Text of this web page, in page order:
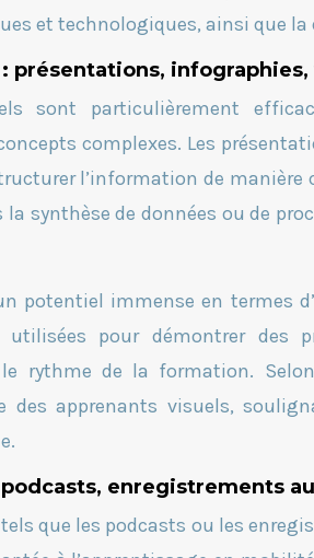
et technologiques, ainsi que la
présentations,
sont particulièrement
complexes. Les
l’information de
la synthèse de données ou de
potentiel immense en termes
utilisées pour démontrer des
rythme de la formation.
des apprenants visuels,
enregistrements
que les podcasts ou les